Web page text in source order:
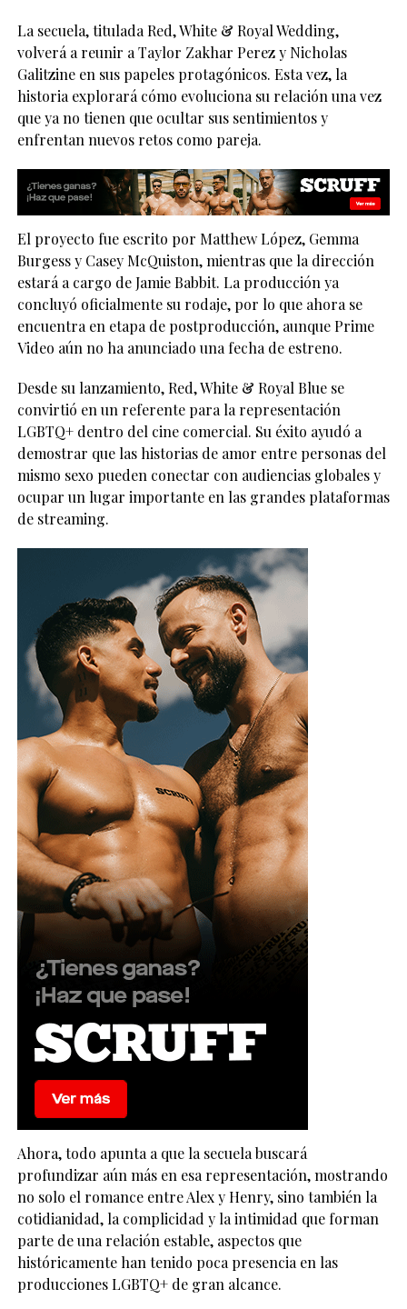
La secuela, titulada Red, White & Royal Wedding,
volverá a reunir a Taylor Zakhar Perez y Nicholas
Galitzine en sus papeles protagónicos. Esta vez, la
historia explorará cómo evoluciona su relación una vez
que ya no tienen que ocultar sus sentimientos y
enfrentan nuevos retos como pareja.
El proyecto fue escrito por Matthew López, Gemma
Burgess y Casey McQuiston, mientras que la dirección
estará a cargo de Jamie Babbit. La producción ya
concluyó oficialmente su rodaje, por lo que ahora se
encuentra en etapa de postproducción, aunque Prime
Video aún no ha anunciado una fecha de estreno.
Desde su lanzamiento, Red, White & Royal Blue se
convirtió en un referente para la representación
LGBTQ+ dentro del cine comercial. Su éxito ayudó a
demostrar que las historias de amor entre personas del
mismo sexo pueden conectar con audiencias globales y
ocupar un lugar importante en las grandes plataformas
de streaming.
Ahora, todo apunta a que la secuela buscará
profundizar aún más en esa representación, mostrando
no solo el romance entre Alex y Henry, sino también la
cotidianidad, la complicidad y la intimidad que forman
parte de una relación estable, aspectos que
históricamente han tenido poca presencia en las
producciones LGBTQ+ de gran alcance.